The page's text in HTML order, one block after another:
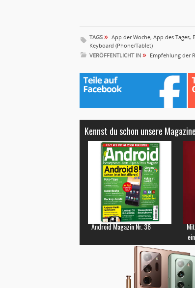
TAGS » App der Woche, App des Tages,
Keyboard (Phone/Tablet)
VERÖFFENTLICHT IN » Empfehlung der
Kennst du schon unsere
Android Magazin Nr. 36